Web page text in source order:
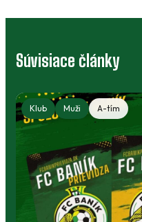
Súvisiace články
Klub Muži A-tím